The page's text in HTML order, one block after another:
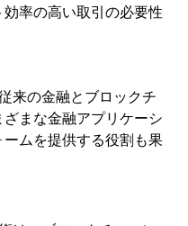
率の高い取引の必要性
来の金融とブロックチ
まな金融アプリケーシ
ムを提供する役割も果